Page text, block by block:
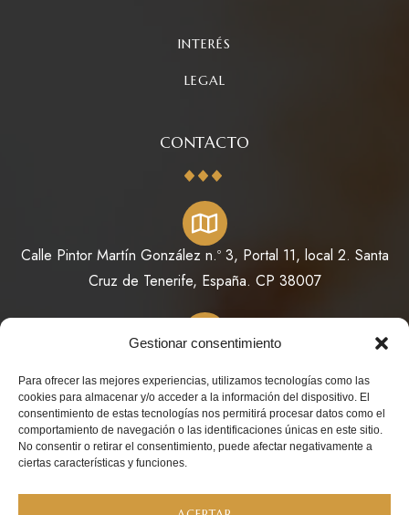
Gestionar consentimiento
Para ofrecer las mejores experiencias, utilizamos tecnologías como las
cookies para almacenar y/o acceder a la información del dispositivo. El
consentimiento de estas tecnologías nos permitirá procesar datos como el
comportamiento de navegación o las identificaciones únicas en este sitio.
No consentir o retirar el consentimiento, puede afectar negativamente a
ciertas características y funciones.
INTERÉS
LEGAL
CONTACTO
Calle Pintor Martín González n.º 3, Portal 11, local 2. Santa
Cruz de Tenerife, España. CP 38007
info@perfumesdeoriente.es